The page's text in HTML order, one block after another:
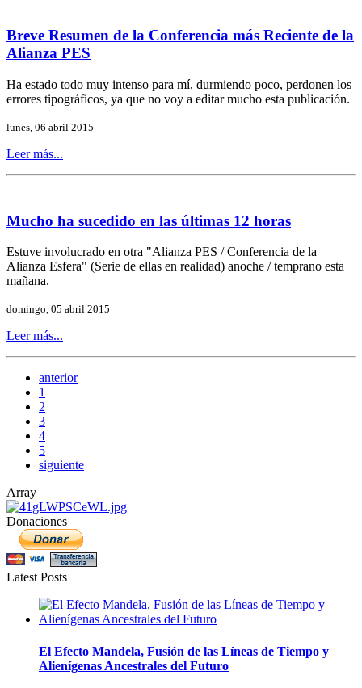
Breve Resumen de la Conferencia más Reciente de la
Alianza PES
Ha estado todo muy intenso para mí, durmiendo poco, perdonen los
errores tipográficos, ya que no voy a editar mucho esta publicación.
lunes, 06 abril 2015
Leer más...
Mucho ha sucedido en las últimas 12 horas
Estuve involucrado en otra "Alianza PES / Conferencia de la
Alianza Esfera" (Serie de ellas en realidad) anoche / temprano esta
mañana.
domingo, 05 abril 2015
Leer más...
anterior
1
2
3
4
5
siguiente
Array
Donaciones
Latest Posts
El Efecto Mandela, Fusión de las Líneas de Tiempo y
Alienígenas Ancestrales del Futuro